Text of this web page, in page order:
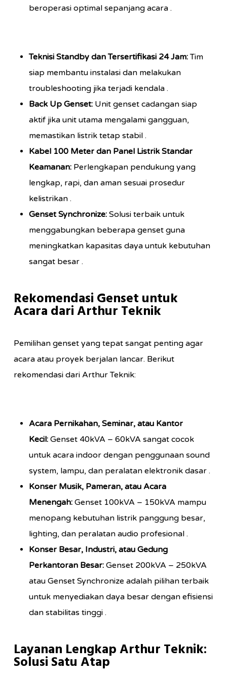
beroperasi optimal sepanjang acara .
Teknisi Standby dan Tersertifikasi 24 Jam:Tim
siap membantu instalasi dan melakukan
troubleshooting jika terjadi kendala .
Back Up Genset:Unit genset cadangan siap
aktif jika unit utama mengalami gangguan,
memastikan listrik tetap stabil .
Kabel 100 Meter dan Panel Listrik Standar
Keamanan:Perlengkapan pendukung yang
lengkap, rapi, dan aman sesuai prosedur
kelistrikan .
Genset Synchronize:Solusi terbaik untuk
menggabungkan beberapa genset guna
meningkatkan kapasitas daya untuk kebutuhan
sangat besar .
Rekomendasi Genset untuk
Acara dari Arthur Teknik
Pemilihan genset yang tepat sangat penting agar
acara atau proyek berjalan lancar. Berikut
rekomendasi dari Arthur Teknik:
Acara Pernikahan, Seminar, atau Kantor
Kecil:Genset 40kVA – 60kVA sangat cocok
untuk acara indoor dengan penggunaan sound
system, lampu, dan peralatan elektronik dasar .
Konser Musik, Pameran, atau Acara
Menengah:Genset 100kVA – 150kVA mampu
menopang kebutuhan listrik panggung besar,
lighting, dan peralatan audio profesional .
Konser Besar, Industri, atau Gedung
Perkantoran Besar:Genset 200kVA – 250kVA
atau Genset Synchronize adalah pilihan terbaik
untuk menyediakan daya besar dengan efisiensi
dan stabilitas tinggi .
Layanan Lengkap Arthur Teknik:
Solusi Satu Atap